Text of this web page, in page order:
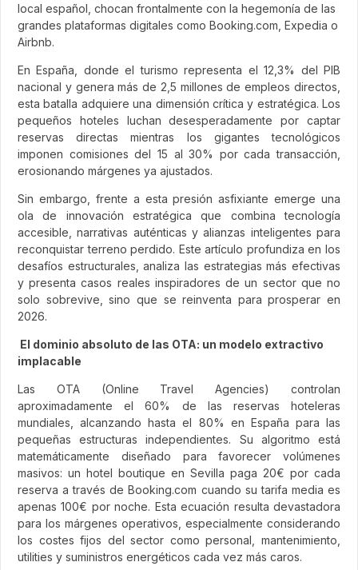
local español, chocan frontalmente con la hegemonía de las
grandes plataformas digitales como Booking.com, Expedia o
Airbnb.
En España, donde el turismo representa el 12,3% del PIB
nacional y genera más de 2,5 millones de empleos directos,
esta batalla adquiere una dimensión crítica y estratégica. Los
pequeños hoteles luchan desesperadamente por captar
reservas directas mientras los gigantes tecnológicos
imponen comisiones del 15 al 30% por cada transacción,
erosionando márgenes ya ajustados.
Sin embargo, frente a esta presión asfixiante emerge una
ola de innovación estratégica que combina tecnología
accesible, narrativas auténticas y alianzas inteligentes para
reconquistar terreno perdido. Este artículo profundiza en los
desafíos estructurales, analiza las estrategias más efectivas
y presenta casos reales inspiradores de un sector que no
solo sobrevive, sino que se reinventa para prosperar en
2026.
El dominio absoluto de las OTA: un modelo extractivo
implacable
Las OTA (Online Travel Agencies) controlan
aproximadamente el 60% de las reservas hoteleras
mundiales, alcanzando hasta el 80% en España para las
pequeñas estructuras independientes. Su algoritmo está
matemáticamente diseñado para favorecer volúmenes
masivos: un hotel boutique en Sevilla paga 20€ por cada
reserva a través de Booking.com cuando su tarifa media es
apenas 100€ por noche. Esta ecuación resulta devastadora
para los márgenes operativos, especialmente considerando
los costes fijos del sector como personal, mantenimiento,
utilities y suministros energéticos cada vez más caros.